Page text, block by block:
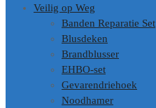
Veilig op Weg
Banden Reparatie Set
Blusdeken
Brandblusser
EHBO-set
Gevarendriehoek
Noodhamer